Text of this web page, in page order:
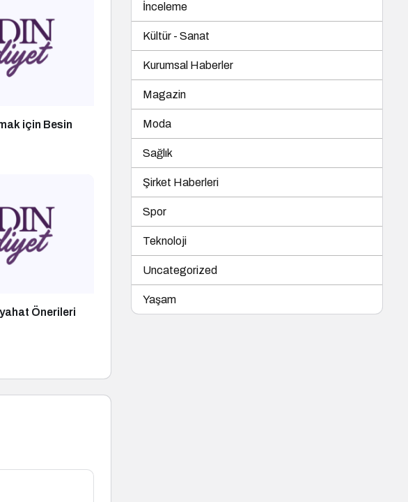
için Besin
Önerileri
İnceleme
Kültür - Sanat
Kurumsal Haberler
Magazin
Moda
Sağlık
Şirket Haberleri
Spor
Teknoloji
Uncategorized
Yaşam